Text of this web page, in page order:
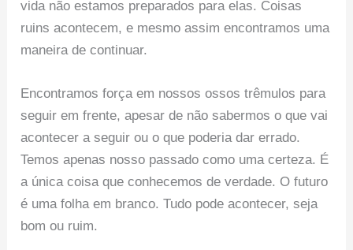
vida não estamos preparados para elas. Coisas
ruins acontecem, e mesmo assim encontramos uma
maneira de continuar.
Encontramos força em nossos ossos trêmulos para
seguir em frente, apesar de não sabermos o que vai
acontecer a seguir ou o que poderia dar errado.
Temos apenas nosso passado como uma certeza. É
a única coisa que conhecemos de verdade. O futuro
é uma folha em branco. Tudo pode acontecer, seja
bom ou ruim.